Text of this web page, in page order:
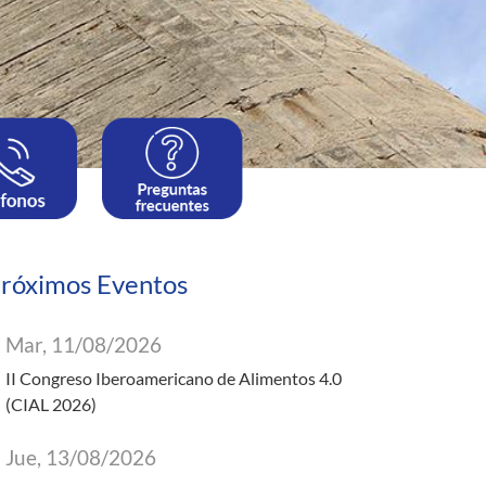
Eventos
Mar, 11/08/2026
II Congreso Iberoamericano de Alimentos 4.0
(CIAL 2026)
Jue, 13/08/2026